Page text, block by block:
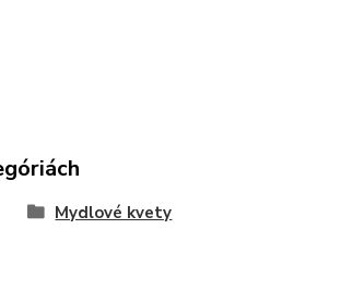
Mydlové kvety